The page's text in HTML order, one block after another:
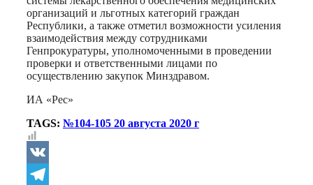
организаций и льготных категорий граждан
Республики, а также отметил возможности усиления
взаимодействия между сотрудниками
Генпрокуратуры, уполномоченными в проведении
проверки и ответственными лицами по
осуществлению закупок Минздравом.
ИА «Рес»
TAGS: №104-105 20 августа 2020 г
VK